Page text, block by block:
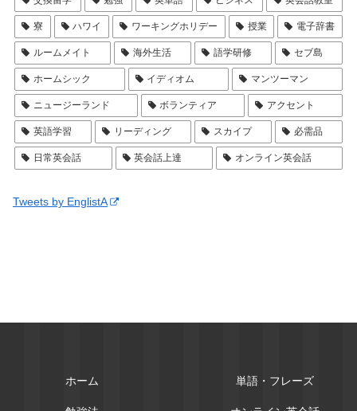
寮 ハワイ ワーキングホリデー 授業 電子辞書
ルームメイト 海外生活 語学研修 セブ島
ホームシック イディオム マンツーマン
ニュージーランド ボランティア アクセント
英語学習 リーディング スカイプ 必需品
日常英会話 英会話上達 オンライン英会話
Tweets by EnglistA
ホーム 単語・フレーズ